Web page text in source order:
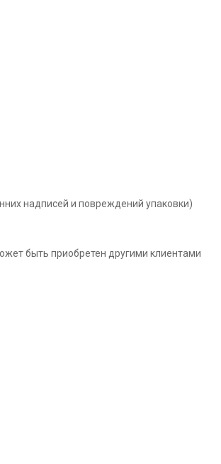
надписей и повреждений упаковки)
быть приобретен другими клиентами